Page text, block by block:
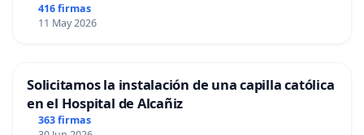
416 firmas
11 May 2026
Solicitamos la instalación de una capilla católica
en el Hospital de Alcañiz
363 firmas